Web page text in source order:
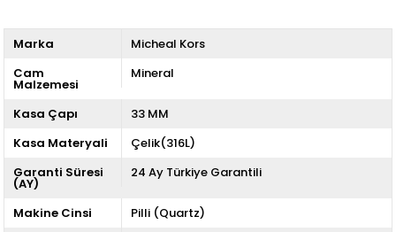
Marka
Micheal Kors
Cam
Malzemesi
Mineral
Kasa Çapı
33 MM
Kasa Materyali
Çelik(316L)
Garanti Süresi
(AY)
24 Ay Türkiye Garantili
Makine Cinsi
Pilli (Quartz)